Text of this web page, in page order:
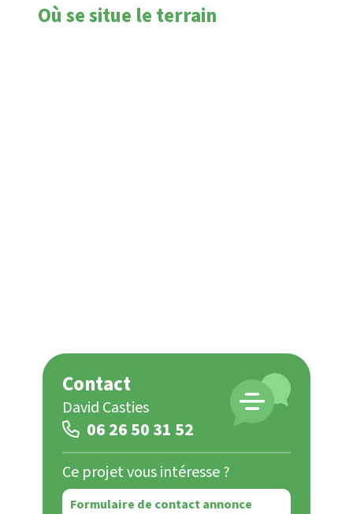
Où se situe le terrain
Contact
David Casties
06 26 50 31 52
Ce projet vous intéresse ?
Formulaire de contact annonce